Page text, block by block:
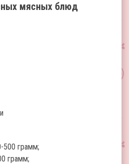
мясных блюд
500 грамм;
грамм;